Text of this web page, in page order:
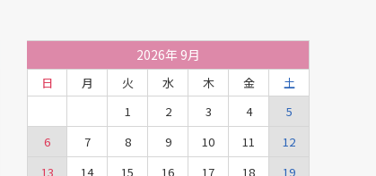
2026年 9月
日 月 火 水 木 金
土
1
2 3 4
5
6
7 8 9 10 11
12
13
14 15 16 17 18 19